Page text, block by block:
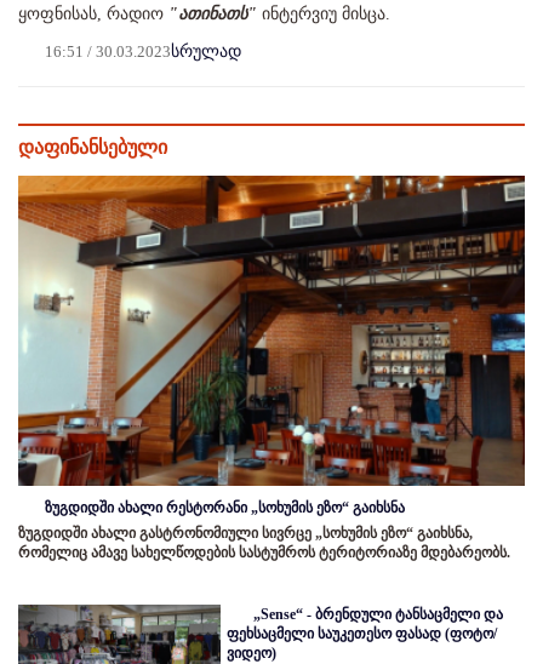
ყოფნისას, რადიო "ათინათს" ინტერვიუ მისცა.
16:51 / 30.03.2023სრულად
დაფინანსებული
ზუგდიდში ახალი რესტორანი „სოხუმის ეზო“ გაიხსნა
ზუგდიდში ახალი გასტრონომიული სივრცე „სოხუმის ეზო“ გაიხსნა,
რომელიც ამავე სახელწოდების სასტუმროს ტერიტორიაზე მდებარეობს.
„Sense“ - ბრენდული ტანსაცმელი და
ფეხსაცმელი საუკეთესო ფასად (ფოტო/
ვიდეო)